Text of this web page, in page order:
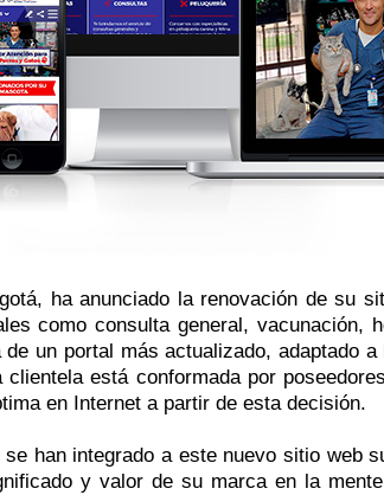
ha anunciado la renovación de su
como consulta general, vacunación,
un portal más actualizado, adaptado
clientela está conformada por
en Internet a partir de esta decisión.
han integrado a este nuevo sitio web
y valor de su marca en la